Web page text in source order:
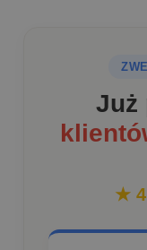
Już
★